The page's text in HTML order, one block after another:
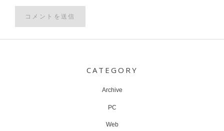
CATEGORY
Archive
PC
Web